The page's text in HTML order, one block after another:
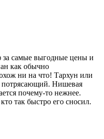
за самые выгодные цены и
как обычно
ни на что! Тархун или
потрясающий. Нишевая
почему-то нежнее.
так быстро его сносил.